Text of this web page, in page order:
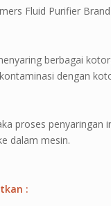
Fluid Purifier
berbagai
dengan
proses penyaringan
dalam mesin.
: